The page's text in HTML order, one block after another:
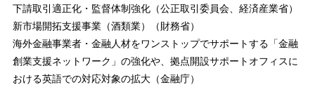
下請取引適正化・監督体制強化（公正取引委員会、経済産業省）
新市場開拓支援事業（酒類業）（財務省）
海外金融事業者・金融人材をワンストップでサポートする「金融
創業支援ネットワーク」の強化や、拠点開設サポートオフィスに
おける英語での対応対象の拡大（金融庁）